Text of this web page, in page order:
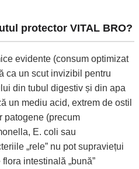
protector VITAL BRO?
evidente (consum optimizat
ca un scut invizibil pentru
din tubul digestiv și din apa
un mediu acid, extrem de ostil
patogene (precum
E. coli sau
„rele” nu pot supraviețui
intestinală „bună”